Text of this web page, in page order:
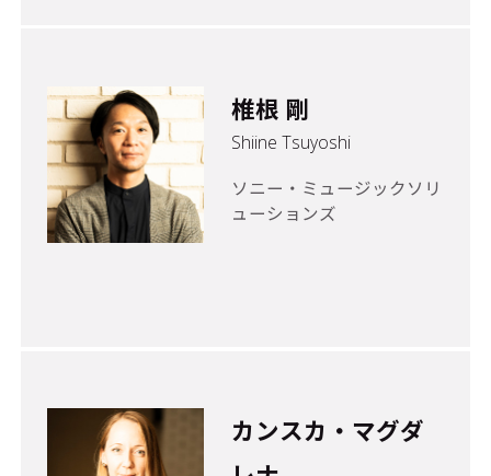
椎根 剛
Shiine Tsuyoshi
ソニー・ミュージックソリ
ューションズ
カンスカ・マグダ